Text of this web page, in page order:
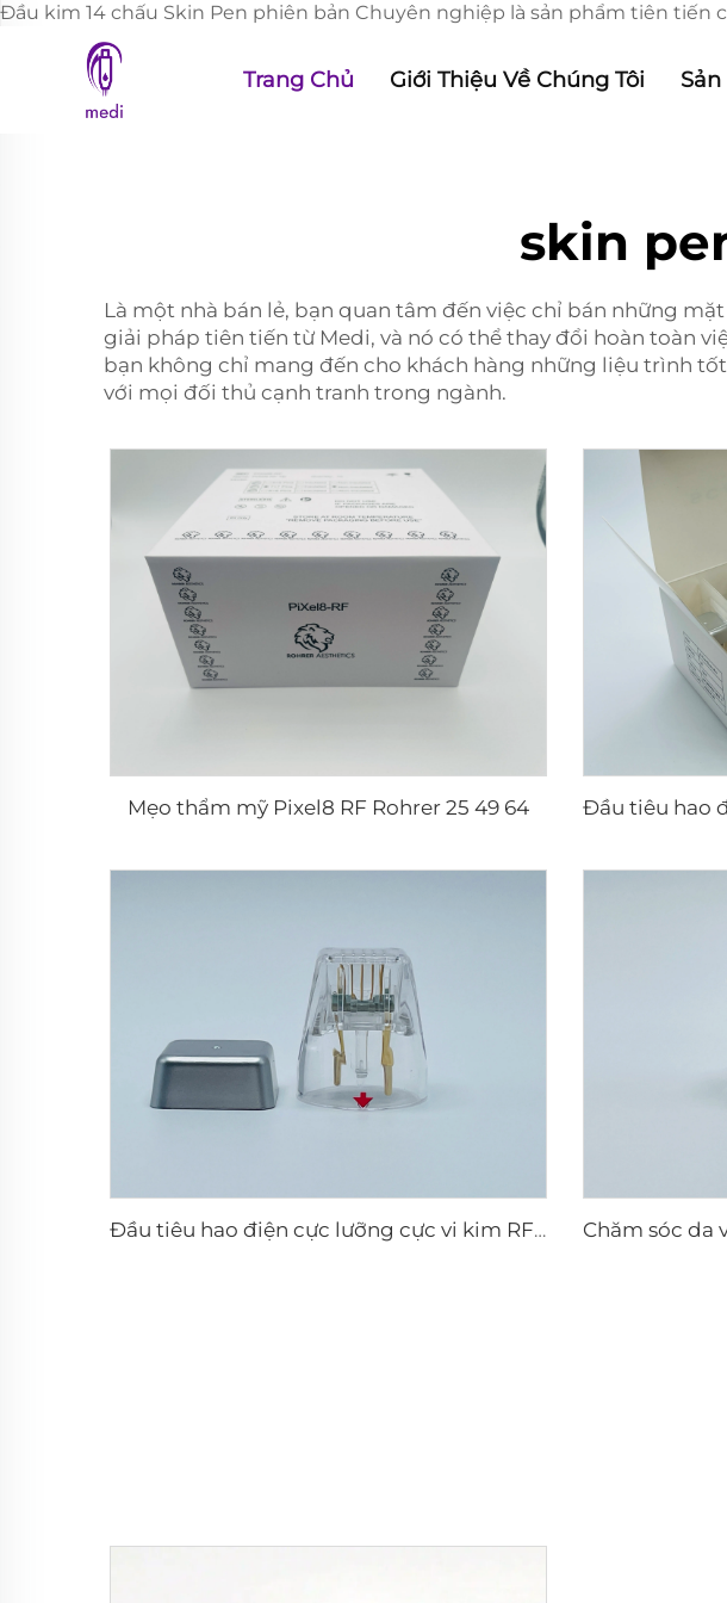
Đầu kim 14 chấu Skin Pen phiên bản Chuyên nghiệp là sản phẩm tiên tiến
Trang Chủ Giới Thiệu Về Chúng Tôi
skin
Là một nhà bán lẻ, bạn quan tâm đến việc chỉ bán những
giải pháp tiên tiến từ Medi, và nó có thể thay đổi hoàn toàn
bạn không chỉ mang đến cho khách hàng những liệu trình
với mọi đối thủ cạnh tranh trong ngành.
Mẹo thẩm mỹ Pixel8 RF Rohrer 25 49 64
Đầu tiêu hao điện cực lưỡng cực vi kim RF Scarlet S, 25 châm